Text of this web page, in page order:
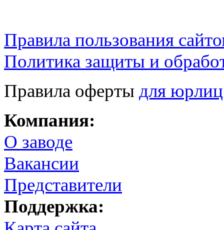
Правила пользования
Политика защиты и
Правила оферты для
Компания:
О заводе
Вакансии
Представители
Поддержка: